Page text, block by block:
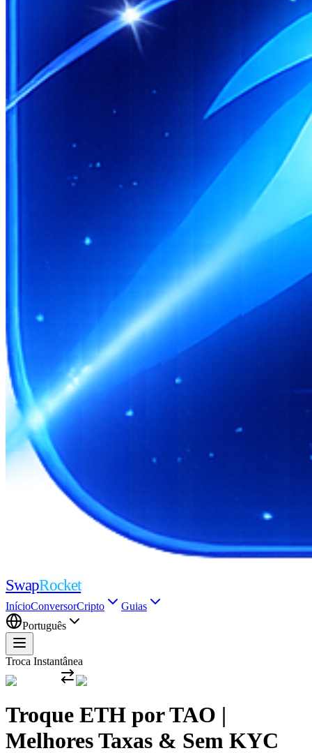
SwapRocket
InícioConversorCripto
Guias
Português
Troca Instantânea
Troque ETH por TAO |
Melhores Taxas & Sem KYC